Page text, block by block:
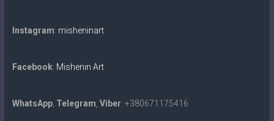
Instagram: misheninart
Facebook: Mishenin Art
WhatsApp, Telegram Viber: +380671175416